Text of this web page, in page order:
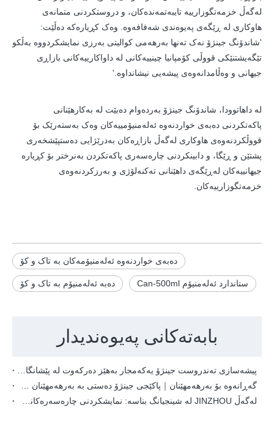
لەگەڵ خزمەتگوزارییە تایبەتمەندەکان، و دروستکردنی متمانەی
هاوکاری لە ڕێگەی پەیوەندی شەفافەوە. وەک کڕیارەکە دەڵێت:
'شاندۆنگ جینژۆ نەک تەنها بەرهەمی کوالیتی بەرزی نمایشکردووە بەڵکو
تێگەیشتنێکی قووڵی کۆمپانیا چینییەکانی لە داواکارییەکانی بازاڕی
جیهانی و وەڵامدانەوەی پیشەیی نیشانداوە.'
لە داهاتوودا، شاندۆنگ جینژۆ بەردەوام دەبێت لە بەکارهێنانی
پاکەتکردنی دەبەی خواردنەوە ئەلەمنیۆمییەکان وەک بەستەرێک بۆ
قووڵکردنەوەی هاوکاری لەگەڵ بازاڕەکان بەدرێژایی دەستپێشخەری
پشتێن و ڕێگا، و دابینکردنی چارەسەری پاکەتکردن بەنرختر بۆ کڕیارە
جیهانییەکان لەڕێگەی داهێنانی تەکنەلۆژی و بەرزکردنەوەی
خزمەتگوزارییەکان.
دەبەی خواردنەوە ئەلەمنیۆمەکان بە تاک و کۆ
دەبە ئەلەمنیۆم بە تاک و کۆ ستاندارد ئەلەمنیۆم Can-500ml
بابەتەکانی پەیوەندیدار